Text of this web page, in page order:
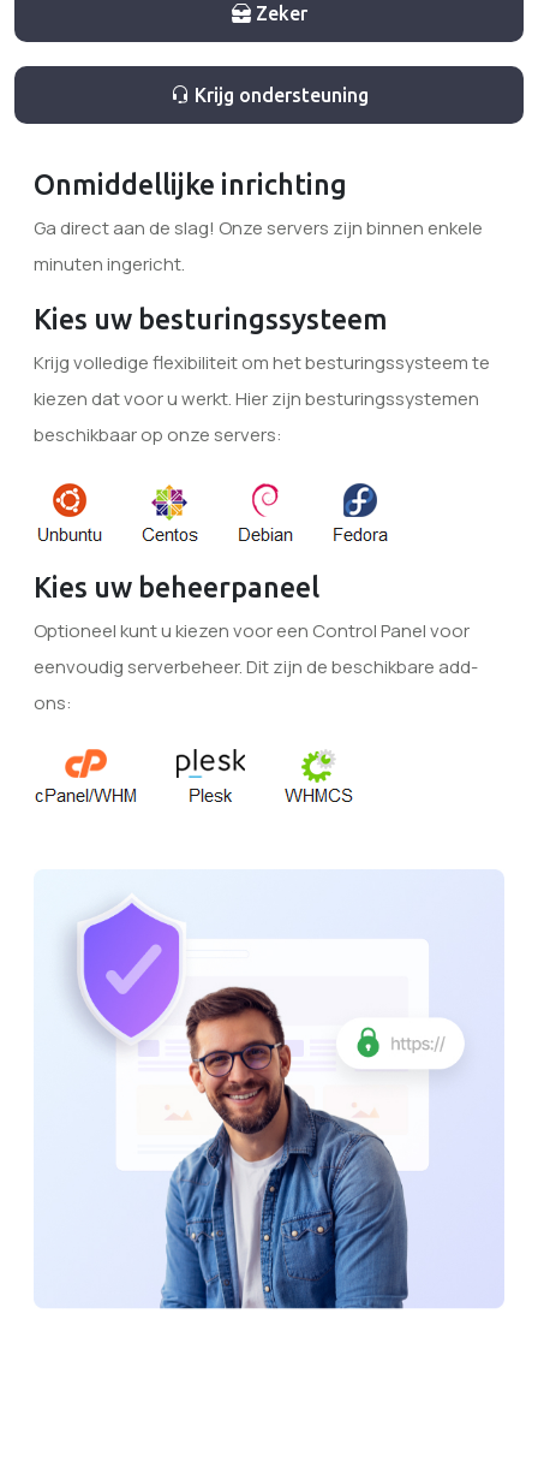
Zeker
Krijg ondersteuning
Onmiddellijke inrichting
Ga direct aan de slag! Onze servers zijn binnen enkele
minuten ingericht.
Kies uw besturingssysteem
Krijg volledige flexibiliteit om het besturingssysteem te
kiezen dat voor u werkt. Hier zijn besturingssystemen
beschikbaar op onze servers:
Kies uw beheerpaneel
Optioneel kunt u kiezen voor een Control Panel voor
eenvoudig serverbeheer. Dit zijn de beschikbare add-
ons: